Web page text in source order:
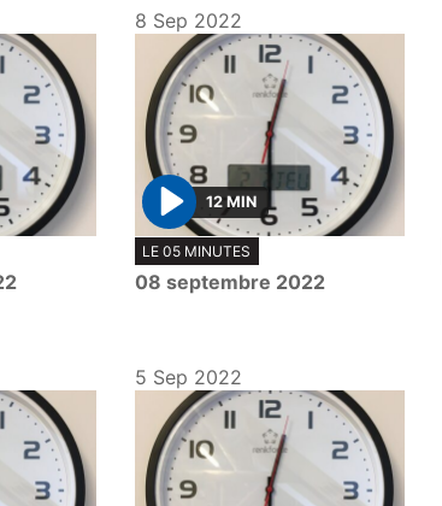
8 Sep 2022
P
l
a
12 MIN
LE 05 MINUTES
08 septembre 2022
5 Sep 2022